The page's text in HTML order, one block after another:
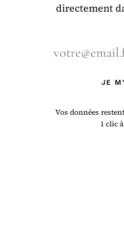
directement
JE
Vos données
1 clic